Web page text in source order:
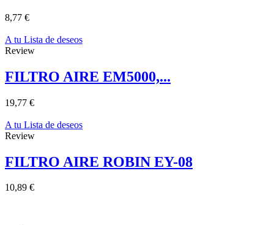
8,77 €
A tu Lista de deseos
Review
FILTRO AIRE EM5000,...
19,77 €
A tu Lista de deseos
Review
FILTRO AIRE ROBIN EY-08
10,89 €